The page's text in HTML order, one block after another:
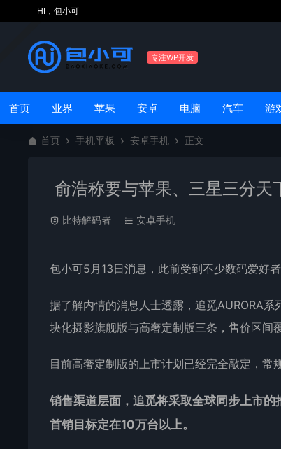
HI，包小可
专注WP开发
首页 业界 苹果 安卓 电脑 汽车 游
首页 手机平板 安卓手机 正文
俞浩称要与苹果、三星三分
比特解码者 安卓手机
包小可5月13日消息，此前受到不少数码爱好
据了解内情的消息人士透露，追觅AURORA
块化摄影旗舰版与高奢定制版三条，售价区间
目前高奢定制版的上市计划已经完全敲定，常
销售渠道层面，追觅将采取全球同步上市
首销目标定在10万台以上。